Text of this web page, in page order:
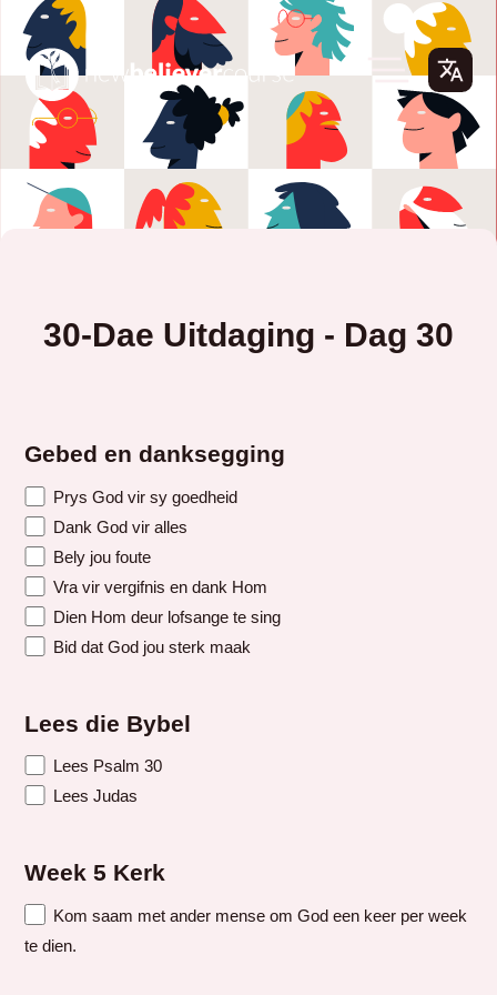
30-Dae Uitdaging - Dag 30
Gebed en danksegging
Prys God vir sy goedheid
Dank God vir alles
Bely jou foute
Vra vir vergifnis en dank Hom
Dien Hom deur lofsange te sing
Bid dat God jou sterk maak
Lees die Bybel
Lees Psalm 30
Lees Judas
Week 5 Kerk
Kom saam met ander mense om God een keer per week
te dien.